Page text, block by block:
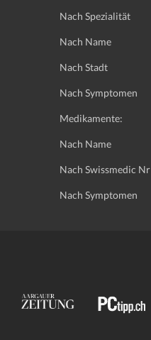
Nach Spezialität
Nach Name
Nach Stadt
Nach Symptomen
Medikamente:
Nach Name
Nach Swissmedic Nr
Nach Symptomen